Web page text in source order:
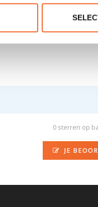
27 kg
140 kg
0 sterren op
JE